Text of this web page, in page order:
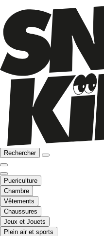
Rechercher
Puericulture
Chambre
Vêtements
Chaussures
Jeux et Jouets
Plein air et sports